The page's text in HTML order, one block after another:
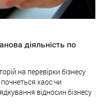
діяльність по
на перевірки бізнесу
хаос чи
відносин бізнесу